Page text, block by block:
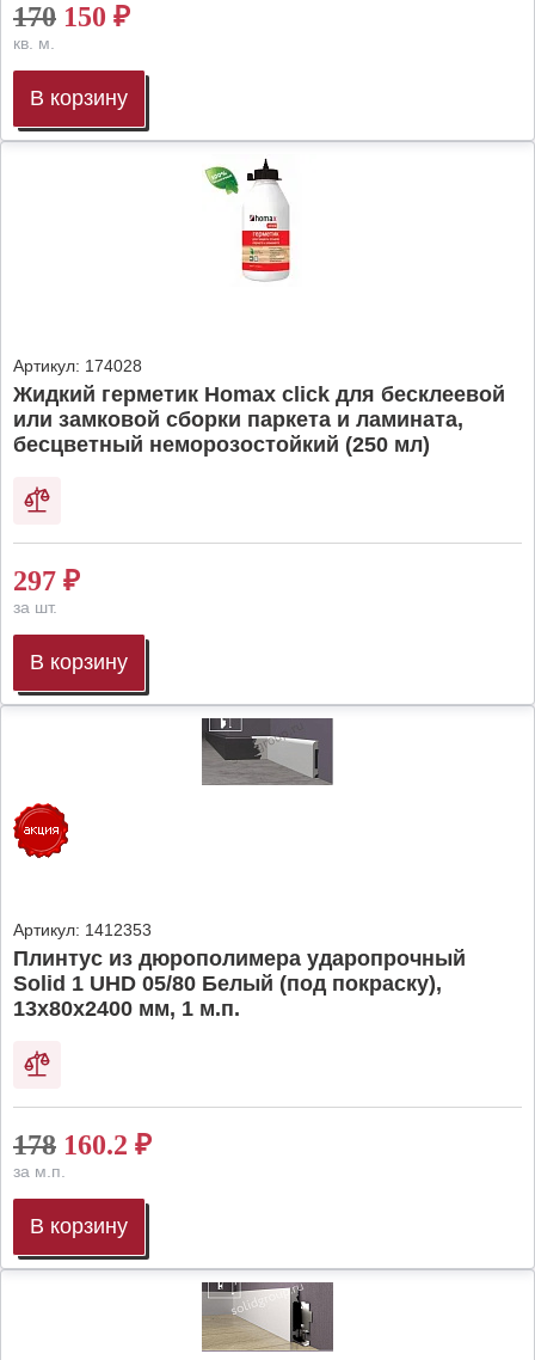
170 150 ₽
кв. м.
В корзину
Артикул: 174028
Жидкий герметик Homax click для бесклеевой
или замковой сборки паркета и ламината,
бесцветный неморозостойкий (250 мл)
297 ₽
за шт.
В корзину
Артикул: 1412353
Плинтус из дюрополимера ударопрочный
Solid 1 UHD 05/80 Белый (под покраску),
13х80х2400 мм, 1 м.п.
178 160.2 ₽
за м.п.
В корзину